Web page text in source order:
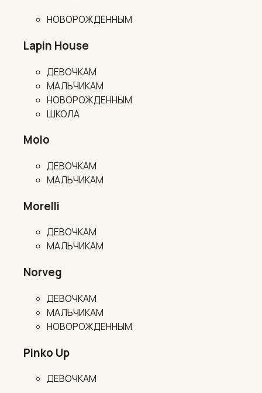
НОВОРОЖДЕННЫМ
Lapin House
ДЕВОЧКАМ
МАЛЬЧИКАМ
НОВОРОЖДЕННЫМ
ШКОЛА
Molo
ДЕВОЧКАМ
МАЛЬЧИКАМ
Morelli
ДЕВОЧКАМ
МАЛЬЧИКАМ
Norveg
ДЕВОЧКАМ
МАЛЬЧИКАМ
НОВОРОЖДЕННЫМ
Pinko Up
ДЕВОЧКАМ